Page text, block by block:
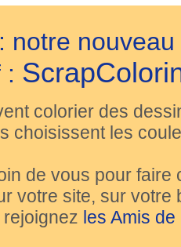
notre
:
colorier des
choisissent les
de vous pour
votre site, sur
rejoignez les Amis